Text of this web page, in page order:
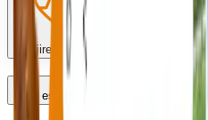
Îngrijire post-operator
Care este programul?